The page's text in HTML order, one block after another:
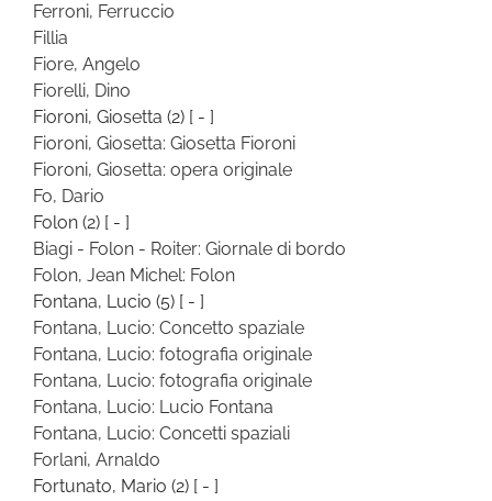
Ferroni, Ferruccio
Fillia
Fiore, Angelo
Fiorelli, Dino
Fioroni, Giosetta (2) [ - ]
Fioroni, Giosetta: Giosetta Fioroni
Fioroni, Giosetta: opera originale
Fo, Dario
Folon (2) [ - ]
Biagi - Folon - Roiter: Giornale di bordo
Folon, Jean Michel: Folon
Fontana, Lucio (5) [ - ]
Fontana, Lucio: Concetto spaziale
Fontana, Lucio: fotografia originale
Fontana, Lucio: fotografia originale
Fontana, Lucio: Lucio Fontana
Fontana, Lucio: Concetti spaziali
Forlani, Arnaldo
Fortunato, Mario (2) [ - ]